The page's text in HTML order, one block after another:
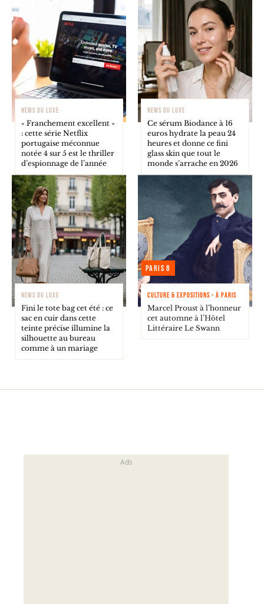
NEWS DU LUXE
« Franchement excellent »
: cette série Netflix
portugaise méconnue
notée 4 sur 5 est le thriller
d’espionnage de l’année
NEWS DU LUXE
Ce sérum Biodance à 16
euros hydrate la peau 24
heures et donne ce fini
glass skin que tout le
monde s’arrache en 2026
NEWS DU LUXE
Fini le tote bag cet été : ce
sac en cuir dans cette
teinte précise illumine la
silhouette au bureau
comme à un mariage
Paris 8
CULTURE & EXPOSITIONS - À PARIS
Marcel Proust à l’honneur
cet automne à l’Hôtel
Littéraire Le Swann